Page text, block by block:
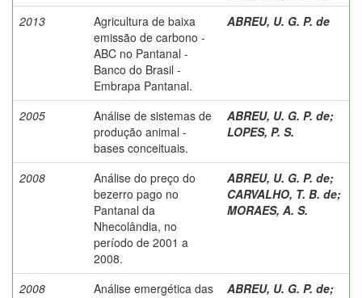
2013
Agricultura de baixa
emissão de carbono -
ABC no Pantanal -
Banco do Brasil -
Embrapa Pantanal.
ABREU, U. G. P. de
2005
Análise de sistemas de
produção animal -
bases conceituais.
ABREU, U. G. P. de;
LOPES, P. S.
2008
Análise do preço do
bezerro pago no
Pantanal da
Nhecolândia, no
período de 2001 a
2008.
ABREU, U. G. P. de;
CARVALHO, T. B. de;
MORAES, A. S.
2008
Análise emergética das
ABREU, U. G. P. de;